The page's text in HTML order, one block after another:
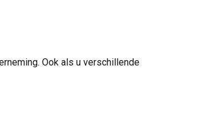
Ook als u verschillende